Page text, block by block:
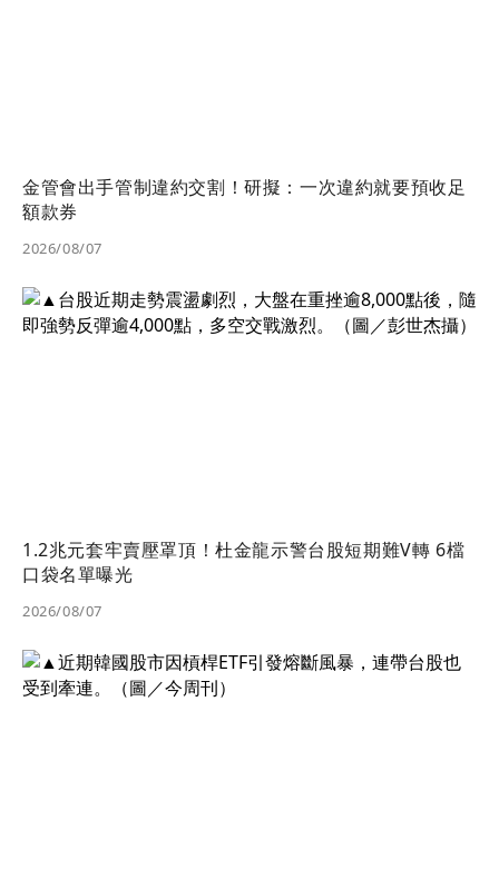
金管會出手管制違約交割！研擬：一次違約就要預收足
額款券
2026/08/07
1.2兆元套牢賣壓罩頂！杜金龍示警台股短期難V轉 6檔
口袋名單曝光
2026/08/07